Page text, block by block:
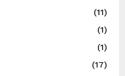
(11)
(1)
(1)
(17)